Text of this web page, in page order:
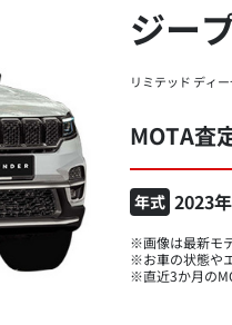
ジー
リミテッド ディ
MOTA査
年式 2023
※画像は最新モ
※お車の状態や
※直近3か月の